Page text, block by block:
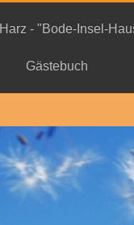
Harz - "Bode-Insel-
Gästebuch